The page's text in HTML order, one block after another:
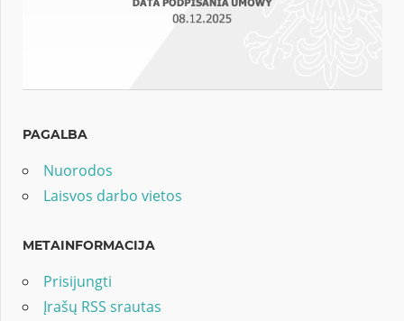
PAGALBA
Nuorodos
Laisvos darbo vietos
METAINFORMACIJA
Prisijungti
Įrašų RSS srautas